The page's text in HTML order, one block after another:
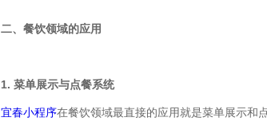
二、餐饮领域的应用
1. 菜单展示与点餐系统
宜春小程序在餐饮领域最直接的应用就是菜单展示和